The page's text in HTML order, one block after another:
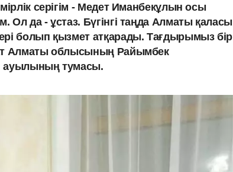
серігім - Медет Иманбекұлын осы
Ол да - ұстаз. Бүгінгі таңда Алматы қаласы
болып қызмет атқарады. Тағдырымыз бір
Алматы облысының Райымбек
ауылының тумасы.